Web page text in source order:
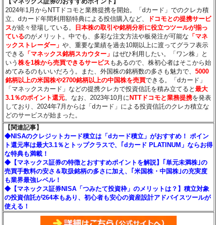
2024年1月からNTTドコモと業務提携を開始。「dカード」でのクレカ積
立、dカード年間利用額特典による投信購入など、
ドコモとの提携サービ
スが続々登場している。
日本株の取引や銘柄分析に役立つツールが揃っ
ているのがメリット。中でも、多彩な注文方法や板発注が可能な 「マネ
ックストレーダー」や、重要な業績を過去10期以上に渡ってグラフ表示
できる 「マネックス銘柄スカウター」 はぜひ利用したい。「ワン株」と
いう株を1株から売買できるサービス もあるので、株初心者はそこから始
めてみるのもいいだろう。また、外国株の銘柄数の多さも魅力で、5000
銘柄以上の米国株や2700銘柄以上の中国株を売買できる。「dカード」
「マネックスカード」などの提携クレカで投資信託を積み立てると最大
3.1％のポイント還元。なお、2023年10月にNTTドコモと業務提携を発表
しており、2024年7月からは「dカード」による投資信託のクレカ積立な
どのサービスが始まった。
【関連記事】
◆NISAのクレジットカード積立は「dカード積立」がおすすめ！ ポイン
ト還元率は最大3.1％とトップクラスで、｢dカード PLATINUM」ならお得
な特典も満載！
◆【マネックス証券の特徴とおすすめポイントを解説】｢単元未満株｣の
売買手数料の安さ＆取扱銘柄の多さに加え、｢米国株・中国株｣の充実度
も業界最強レベル！
◆【マネックス証券NISA「つみたて投資枠」のメリットは？】積立対象
の投資信託が264本もあり、初心者も安心の資産設計アドバイスツールが
使える！